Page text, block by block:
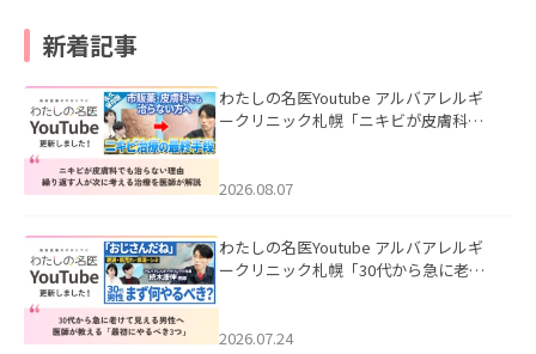
新着記事
わたしの名医Youtube アルバアレルギ
ークリニック札幌「ニキビが皮膚科で
ました。
2026.08.07
わたしの名医Youtube アルバアレルギ
ークリニック札幌「30代から急に老け
た。
2026.07.24